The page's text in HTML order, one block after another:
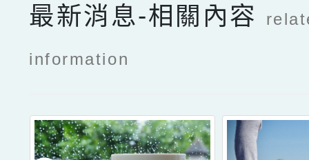
最新消息-相關內容
information